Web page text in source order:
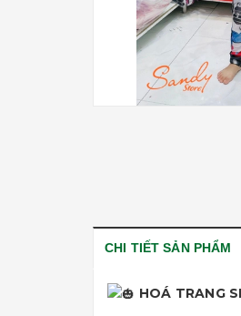
CHI TIẾT SẢN PHẨM
HOÁ TRANG